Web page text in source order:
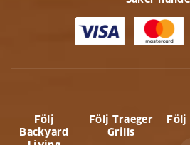
Följ
Backyard
Följ Traeger
Grills
Följ